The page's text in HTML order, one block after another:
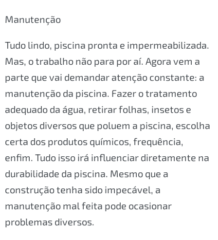
Manutenção
Tudo lindo, piscina pronta e impermeabilizada.
Mas, o trabalho não para por aí. Agora vem a
parte que vai demandar atenção constante: a
manutenção da piscina. Fazer o tratamento
adequado da água, retirar folhas, insetos e
objetos diversos que poluem a piscina, escolha
certa dos produtos químicos, frequência,
enfim. Tudo isso irá influenciar diretamente na
durabilidade da piscina. Mesmo que a
construção tenha sido impecável, a
manutenção mal feita pode ocasionar
problemas diversos.